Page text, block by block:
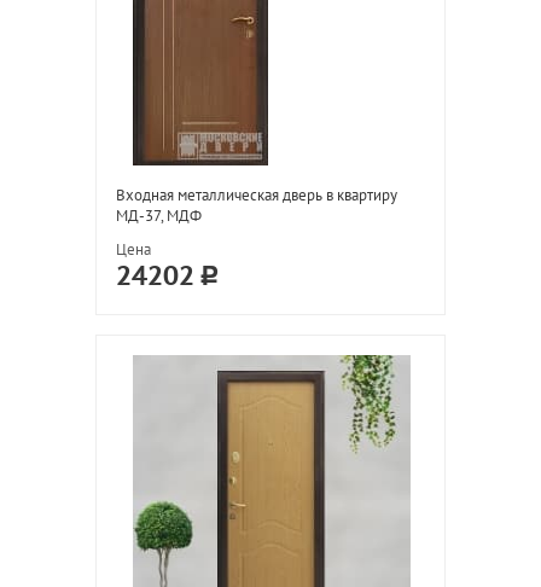
Входная металлическая дверь в квартиру
МД-37, МДФ
Цена
24202